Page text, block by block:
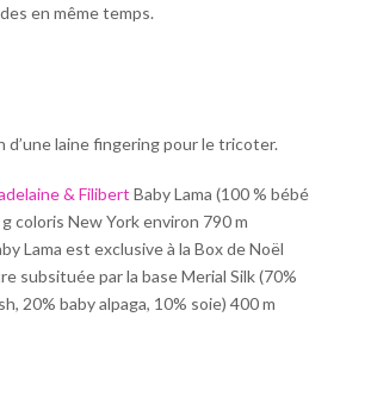
en même temps.
d’une laine fingering pour le tricoter.
& Filibert Baby Lama (100 % bébé
coloris New York environ 790 m
Lama est exclusive à la Box de Noël
subsituée par la base Merial Silk (70%
20% baby alpaga, 10% soie) 400 m